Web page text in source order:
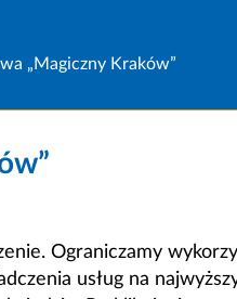
„Magiczny Kraków”
Ograniczamy
usług na